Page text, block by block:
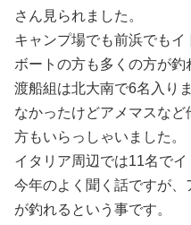
さん見られました。
キャンプ場でも前浜でもイ
ボートの方も多くの方が釣
渡船組は北大南で6名入り
なかったけどアメマスなど
方もいらっしゃいました。
イタリア周辺では11名でイ
今年のよく聞く話ですが
が釣れるという事です。